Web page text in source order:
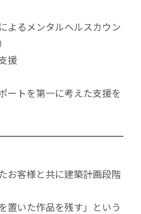
よるメンタルヘルスカウン
援
ートを第一に考えた支援を
お客様と共に建築計画段階
置いた作品を残す」という